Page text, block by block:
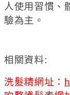
人使用習慣、
驗為主。
相關資料:
洗髮精網址：